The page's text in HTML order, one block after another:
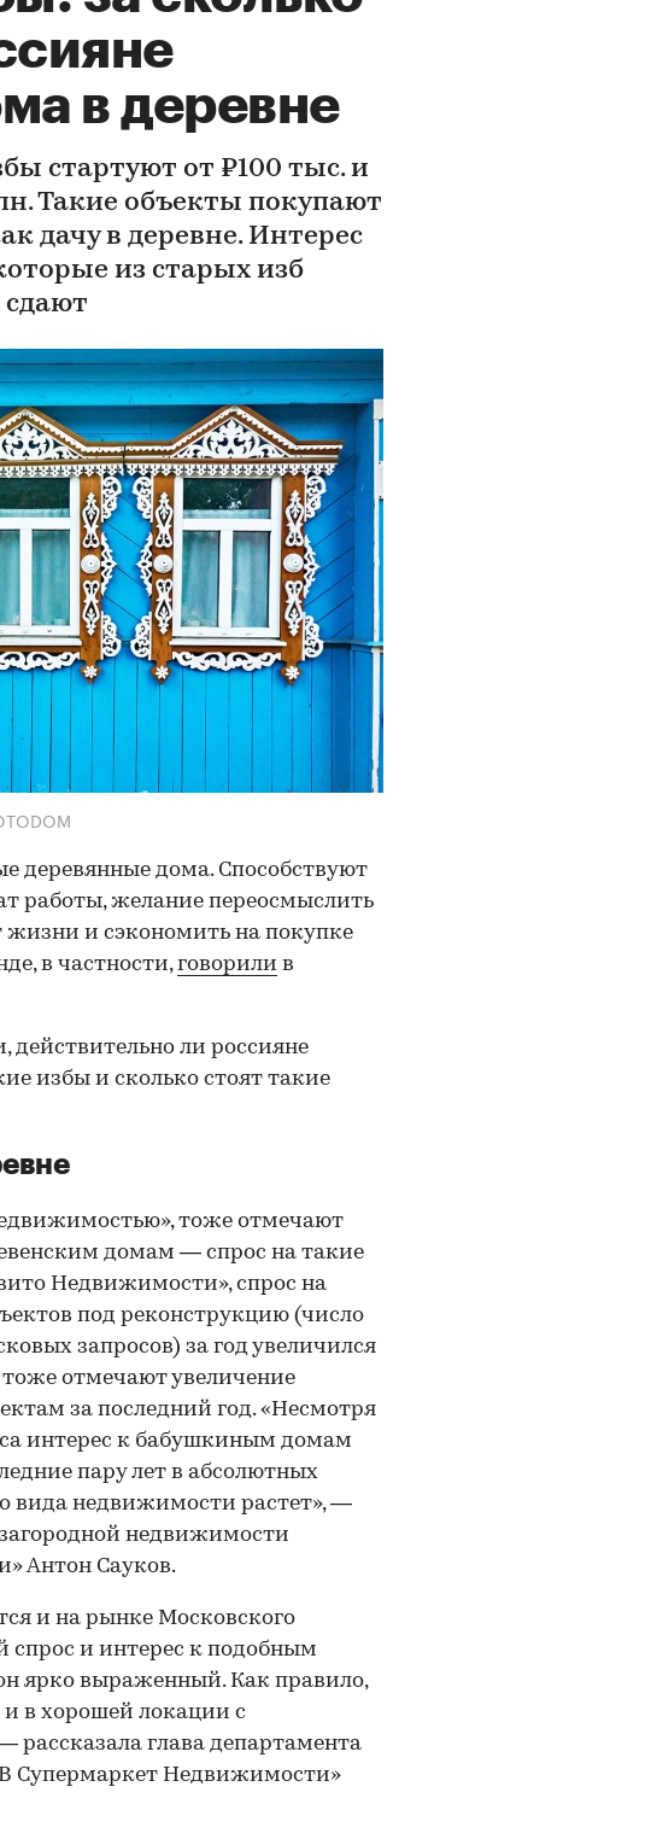
в деревне
стартуют от ₽100 тыс. и
Такие объекты покупают
дачу в деревне. Интерес
из старых изб
деревянные дома. Способствуют
работы, желание переосмыслить
и сэкономить на покупке
в частности,говорили в
действительно ли россияне
избы и сколько стоят такие
тоже отмечают
домам — спрос на такие
Недвижимости», спрос на
под реконструкцию (число
запросов) за год увеличился
отмечают увеличение
за последний год. «Несмотря
интерес к бабушкиным домам
пару лет в абсолютных
вида недвижимости растет», —
недвижимости
Антон Сауков.
и на рынке Московского
спрос и интерес к подобным
ярко выраженный. Как правило,
в хорошей локации с
рассказала глава департамента
Супермаркет Недвижимости»